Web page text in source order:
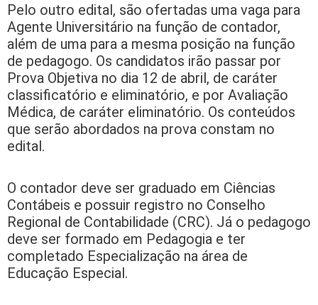
Pelo outro edital, são ofertadas uma vaga para
Agente Universitário na função de contador,
além de uma para a mesma posição na função
de pedagogo. Os candidatos irão passar por
Prova Objetiva no dia 12 de abril, de caráter
classificatório e eliminatório, e por Avaliação
Médica, de caráter eliminatório. Os conteúdos
que serão abordados na prova constam no
edital.
O contador deve ser graduado em Ciências
Contábeis e possuir registro no Conselho
Regional de Contabilidade (CRC). Já o pedagogo
deve ser formado em Pedagogia e ter
completado Especialização na área de
Educação Especial.